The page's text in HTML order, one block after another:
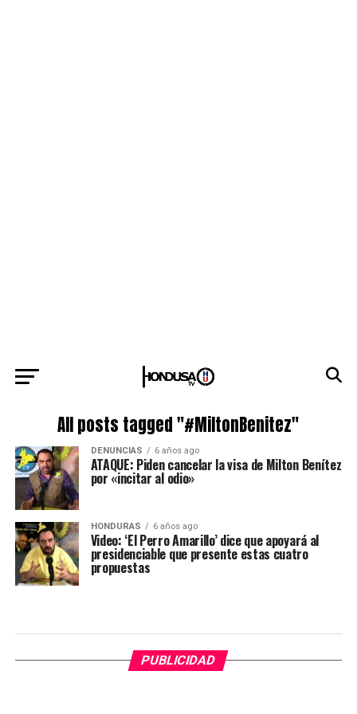
All posts tagged "#MiltonBenitez"
DENUNCIAS 6 años ago
ATAQUE: Piden cancelar la visa de Milton Benítez
por «incitar al odio»
HONDURAS 6 años ago
Video: ‘El Perro Amarillo’ dice que apoyará al
presidenciable que presente estas cuatro
propuestas
PUBLICIDAD